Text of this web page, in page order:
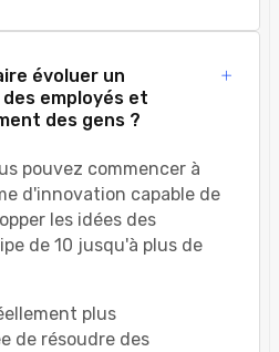
évoluer un
employés et
des gens ?
pouvez commencer à
d'innovation capable de
les idées des
de 10 jusqu'à plus de
plus
de résoudre des